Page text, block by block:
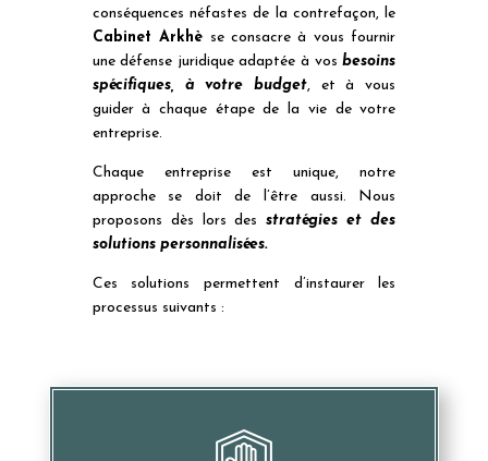
conséquences néfastes de la contrefaçon, le
Cabinet Arkhè se consacre à vous fournir
une défense juridique adaptée à vosbesoins
spécifiques, à votre budget, et à vous
guider à chaque étape de la vie de votre
entreprise.
Chaque entreprise est unique, notre
approche se doit de l’être aussi. Nous
proposons dès lors desstratégies et des
solutions personnalisées.
Ces solutions permettent d’instaurer les
processus suivants :